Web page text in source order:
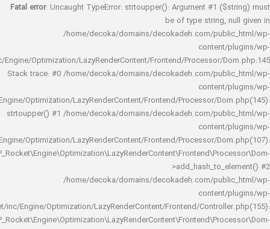
Fatal error : Uncaught TypeError: strtoupper(): Argument #1
be of type string,
/home/decoka/domains/decokadeh.com/
rocket/inc/Engine/Optimization/LazyRenderContent/Frontend/Processor/
Stack trace: #0 /home/decoka/domains/decokadeh.com/
rocket/inc/Engine/Optimization/LazyRenderContent/Frontend/Processor/
strtoupper() #1 /home/decoka/domains/decokadeh.com/
rocket/inc/Engine/Optimization/LazyRenderContent/Frontend/Processor/
/home/decoka/domains/decokadeh.com/
rocket/inc/Engine/Optimization/LazyRenderContent/Frontend/